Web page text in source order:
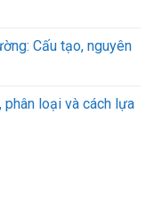
Cấu tạo, nguyên
phân loại và cách lựa